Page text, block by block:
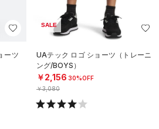
ーツ
SALE
UAテック ロゴ ショーツ（トレーニ
ング/BOYS）
￥2,156 30%OFF
￥3,080